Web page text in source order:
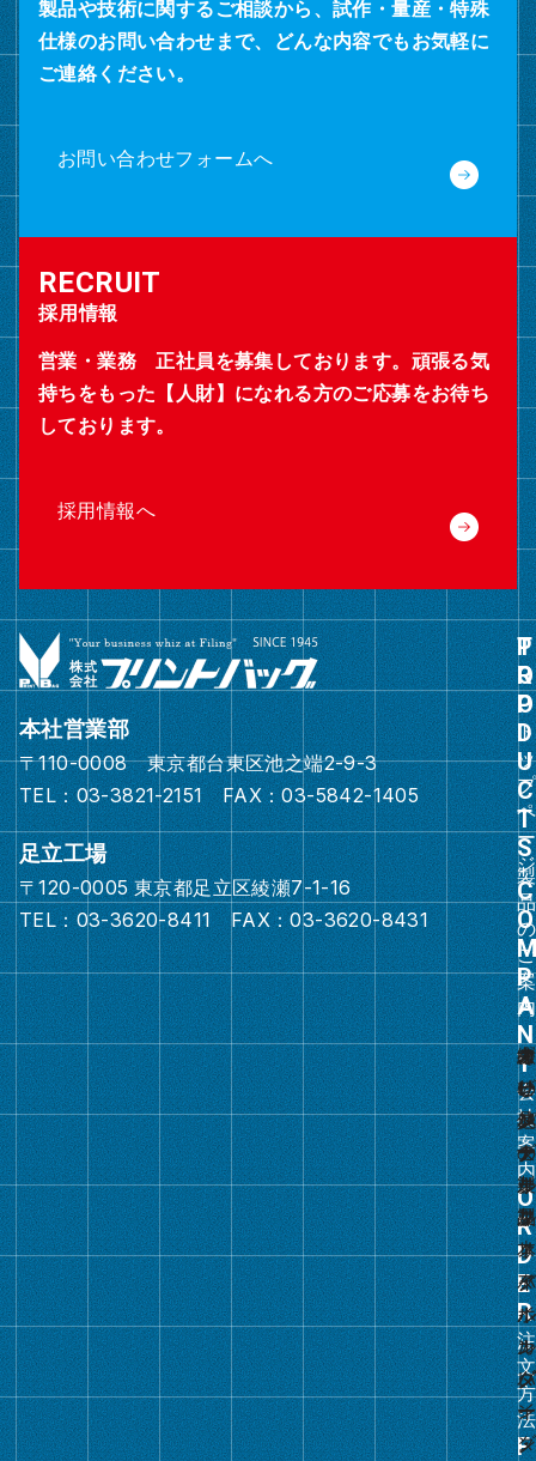
製品や技術に関するご相談から、試作・量産・特殊
仕様のお問い合わせまで、どんな内容でもお気軽に
ご連絡ください。
お問い合わせフォームへ
採用情報
営業・業務 正社員を募集しております。頑張る気
持ちをもった【人財】になれる方のご応募をお待ち
しております。
採用情報へ
本社営業部
〒110-0008 東京都台東区池之端2-9-3
TEL：03-3821-2151 FAX：03-5842-1405
足立工場
〒120-0005 東京都足立区綾瀬7-1-16
TEL：03-3620-8411 FAX：03-3620-8431
ト
ッ
プ
ペ
ー
ジ
グ
ル
ー
プ
リ
ン
ク
会
社
案
内
グ
ル
ー
プ
リ
ン
ク
注
文
方
法
グ
ル
ー
プ
リ
ン
ク
グ
製
品
の
ご
案
内
オ
リ
ジ
ナ
ル
フ
ァ
イ
ル
・
バ
イ
ン
白
い
フ
ァ
イ
ル
・
バ
イ
ン
ダ
ー
ス
ー
パ
ー
ク
リ
ス
タ
ル
カ
レ
ン
ダ
カ
レ
ン
ダ
ー
製
本
オ
リ
ジ
ナ
ル
ク
リ
ア
ホ
ル
ダ
ー
・
タ
ビ
メ
モ
リ
そ
の
他
の
製
品
綴
じ
具